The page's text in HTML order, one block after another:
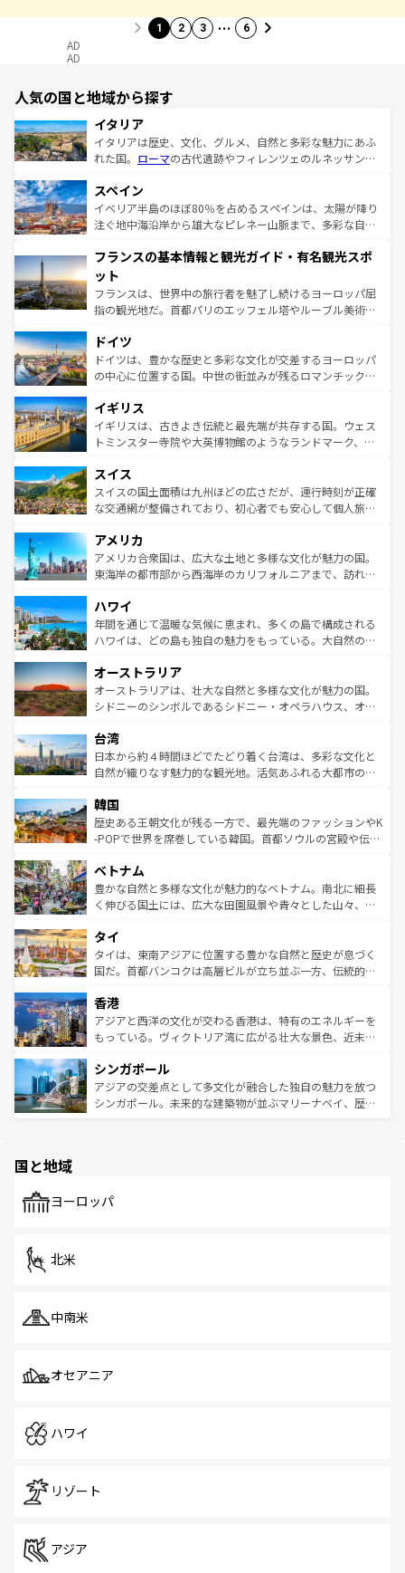
1 2 3 … 6
AD
AD
人気の国と地域から探す
イタリア
イタリアは歴史、文化、グルメ、自然と多彩な魅力にあふ
れた国。 ローマの古代遺跡やフィレンツェのルネッサンス
ろん、トスカーナの美しい田園風景やアマルフィ海岸の絶
景など、自然景観も見逃せない。観光の合間には、本場の
ピザやパスタなど、絶品のイタリア料理を堪能することも
ませてくれるイタリアで、忘れられない旅をしてみよう！
なお、新着のイタリア情報は
しい。
スペイン
イベリア半島のほぼ80％を占めるスペインは、太陽が降り
注ぐ地中海沿岸から雄大なピレネー山脈まで、多彩な自然
文化が根付くこの国では、情熱的なフラメンコ、熱気あふ
れる闘牛、そして美味しいタパスが生活の一部となってい
る。首都マドリードの洗練された雰囲気や、バルセロナの
アートに溢れた街角から、地方では古代ローマ遺跡や中世
せる。地方によって風土や気候が異なるスペインはその個
性で訪れる人を魅了する。 なお、新着のスペイン情報は コ
ンテンツ一覧を参照してほしい。
フランスの基本情報と観光ガイド・有名観光スポ
ット
フランスは、世界中の旅行者を魅了し続けるヨーロッパ屈
指の観光地だ。首都パリのエッフェル塔やルーブル美術館
で、幅広い魅力が詰まっている。華麗な宮殿、歴史的な大
聖堂、美しいビーチ、そして豊かな自然が、訪れる者を心
から魅了する。また、フランスは美食の国としても知ら
いる。シャンパンの発祥地であるランス、プロヴァンスの
香り高いラベンダー畑など、多彩な楽しみ方が可能だ。さ
らに、パリ以外の地域にも魅力が溢れており、どの街角に
れる地方に足を運ぶとそれぞれで全く異なる文化を体験で
きるだろう。 なお、新着のフランス情報はコンテンツ一覧
を参照してほしい。
ドイツ
ドイツは、豊かな歴史と多彩な文化が交差するヨーロッパ
の中心に位置する国。中世の街並みが残るロマンチック街
顔を持つこの国は、どこを歩いても飽きることがない。ベ
ルリンの文化的活気、バイエルン州のアルプスの絶景、そ
してライン川沿いのワイン畑といった風景は必見。ビール
は、お酒好きな人にはぜひ体験してほしい。 なお、新着の
ドイツ情報はコンテンツ一覧を参照してほしい。
イギリス
イギリスは、古きよき伝統と最先端が共存する国。ウェス
トミンスター寺院や大英博物館のようなランドマーク、歴
リアごとに異なる魅力がある。また、優雅なアフタヌーン
ティー、ビール好きにはたまらない英国パブ、サッカー観
戦など、本場だからこそできる体験も豊富。イギリスを旅
ンツ一覧を参照してほしい。
スイス
スイスの国土面積は九州ほどの広さだが、運行時刻が正確
な交通網が整備されており、初心者でも安心して個人旅行
の建物がそのまま残る町や、スイスならではのユニークな
博物館もあり、アルプス観光だけでなく町歩きも満喫する
ことができる。国民の所得が高いため物価も高いが、旅行
ば市内交通費無料で観光を楽しむこともできる。 なお、新
着のスイス情報はコンテンツ一覧 を参照してほしい。
アメリカ
アメリカ合衆国は、広大な土地と多様な文化が魅力の国。
東海岸の都市部から西海岸のカリフォルニアまで、訪れる
のような巨大都市は、観光、ショッピング、エンターテイ
ンメントが詰まった刺激的なスポットだ。一方、アメリカ
西部には大自然が広がり、グランドキャニオンやイエロー
部のニューオーリンズでは、音楽と美食が融合した独特の
文化が魅力。旅行者はアメリカの各地域で異なる魅力を楽
しみながら、その多様性と豊かな歴史を感じることができ
ならではの贅沢な旅のスタイルだ。 なお、新着のアメリカ
情報はコンテンツ一覧を参照してほしい。
ハワイ
年間を通じて温暖な気候に恵まれ、多くの島で構成される
ハワイは、どの島も独自の魅力をもっている。大自然の神
ワイ島は見逃せない。また、定番の観光地といえばオアフ
島だが、静かな自然を求めるならマウイ島やカウアイ島が
おすすめ。エメラルドグリーンに輝く海をはじめ、豊かな
れるおもてなしの心で訪れる人々を迎えてくれるハワイの
人々、おいしいローカルフードやハワイアンミュージッ
ク、伝統的なフラダンスなど、すべてがハワイの魅力を彩
ワイを、存分に味わってほしい。 なお、新着のハワイ情報
はコンテンツ一覧を参照してほしい。
オーストラリア
オーストラリアは、壮大な自然と多様な文化が魅力の国。
シドニーのシンボルであるシドニー・オペラハウス、オー
リアリーフや大陸中央部にそびえるウルル（エアーズロッ
ク）、タスマニアの美しい原生林やケアンズの熱帯雨林な
ど、見どころがたくさん。また、カフェやワイン、オージ
いる。アクティビティも充実しており、サーフィンやダイ
ビング、ハイキングなど、アウトドア好きにはたまらな
い。オーストラリアの多彩な魅力を存分に味わいつくそ
参照してほしい。
台湾
日本から約４時間ほどでたどり着く台湾は、多彩な文化と
自然が織りなす魅力的な観光地。活気あふれる大都市の台
ン）、静ひつな山岳地帯である台湾東部など、都市の喧騒
と山間の静けさが共存しており、訪れる人に新しい発見と
驚きをもたらしてくれる。また、奥深い台湾の食文化も魅
容にもいいと評判のスイーツなど、バラエティ豊かな料理
が味わえる。 なお、新着の台湾情報は コンテンツ一覧を参
照してほしい。
韓国
歴史ある王朝文化が残る一方で、最先端のファッションやK
-POPで世界を席巻している韓国。首都ソウルの宮殿や伝統
き、地方に足を延ばせば四季折々の自然美を楽しむことが
できる。そして、キムチや焼肉、絶品のストリートフード
まで、さまざまな韓国料理が待っている。夜には、韓国な
リティに包まれながら、韓国の多彩な魅力を心ゆくまで味
わってみてほしい。 なお、新着の韓国情報はコンテンツ一
覧を参照してほしい。
ベトナム
豊かな自然と多様な文化が魅力的なベトナム。南北に細長
く伸びる国土には、広大な田園風景や青々とした山々、世
急速な発展と共に伝統が息づく。ハノイの古い町並みやホ
ーチミン市のフランス統治時代の建物も、独特の雰囲気を
醸し出している。また、バラエティの豊かさとおいしさで
とつ。フォーやバインミー、ベトナムコーヒーなどは、ぜ
ひ現地で味わいたい。どの地域を訪れてもあたたかい人々
が旅行者を迎えてくれるので、きっと忘れられない旅にな
参照してほしい。
タイ
タイは、東南アジアに位置する豊かな自然と歴史が息づく
国だ。首都バンコクは高層ビルが立ち並ぶ一方、伝統的な
の活気が交差している。北部ではチェンマイなどの山岳地
帯で自然と触れ合い、南部ではプーケットやクラビの美し
いビーチでリゾート気分を楽しむことができる。タイ料理
激する。気候は一年中温暖で、どの季節にも異なる楽しみ
が待っている。親しみやすいタイの人々、仏教を中心とし
た文化、そして多様な観光資源が、訪れる旅人を魅了し続
香港
アジアと西洋の文化が交わる香港は、特有のエネルギーを
もっている。ヴィクトリア湾に広がる壮大な景色、近未来
み、どこを訪れても感動するはず。観光スポットが密集し
ており、効率よく見どころを回れるのも魅力。息をのむよ
うな絶景から文化的な体験まで、香港を存分に楽しみ尽く
シンガポール
アジアの交差点として多文化が融合した独自の魅力を放つ
シンガポール。未来的な建築物が並ぶマリーナベイ、歴史
で、ホーカーズは地元の風情を楽しめる外せないスポット
国と地域
ヨーロッパ
北米
中南米
オセアニア
ハワイ
リゾート
アジア